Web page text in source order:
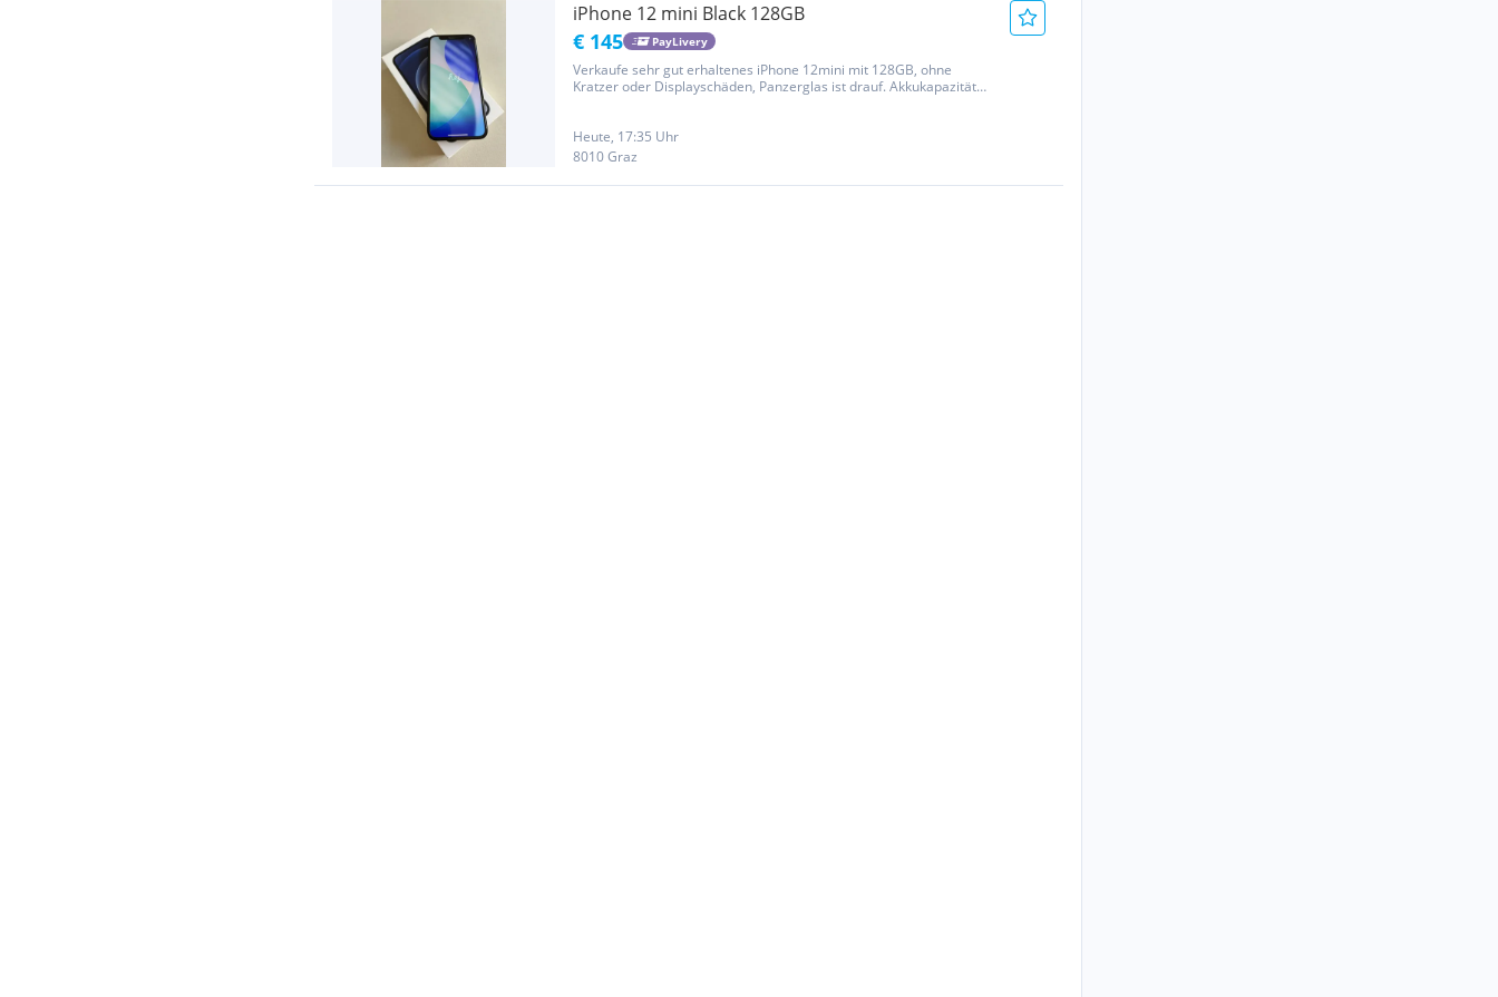
iPhone 12 mini Black 128GB
€ 145 PayLivery
Verkaufe sehr gut erhaltenes iPhone 12mini mit 128GB, ohne
Kratzer oder Displayschäden, Panzerglas ist drauf. Akkukapazität
Heute, 17:35 Uhr
8010 Graz